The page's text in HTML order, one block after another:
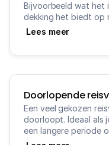
Bijvoorbeeld wat het
dekking het biedt op
Lees meer
Doorlopende
Een veel gekozen
doorloopt. Ideaal als
een langere periode